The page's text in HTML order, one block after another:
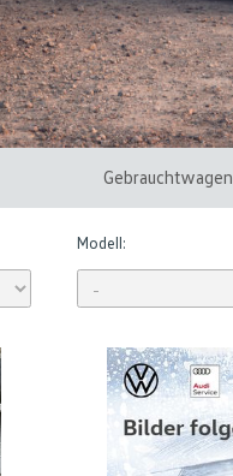
Gebrauchtwagen
Modell: